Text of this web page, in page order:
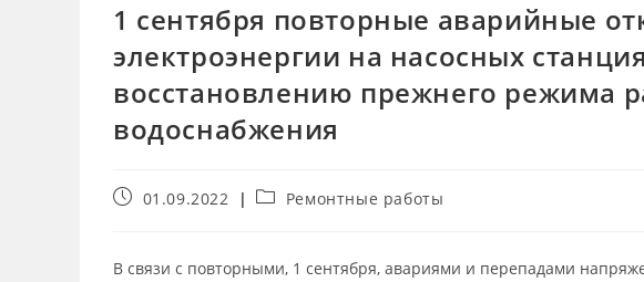
1 сентября повторные аварийные
электроэнергии на насосных
восстановлению прежнего режима
водоснабжения
01.09.2022 Ремонтные работы
В связи с повторными, 1 сентября, авариями и перепадами